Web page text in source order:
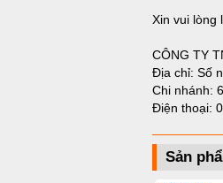
Xin vui lòng
CÔNG TY
Địa chỉ: Số
Chi nhánh:
Điện thoại:
Sản